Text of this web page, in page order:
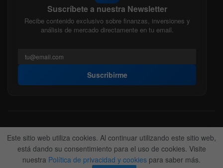
Suscríbete a nuestra Newsletter
Recibe contenido exclusivo sobre finanzas, inversiones y
análisis de mercado directamente en tu email.
Suscribirme
Acerca de nosotros Politica Editorial
Nuestro Equipo
Contactanos
Anunciate
© 2022-2026BitFinanzas- Hecho porTeam DM. 😎
Este sitio web utiliza cookies. Al continuar utilizando este sitio web,
está dando su consentimiento para el uso de cookies. Visite
nuestra Política de privacidad y cookies para saber más.